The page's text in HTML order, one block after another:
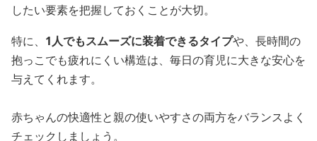
したい要素を把握しておくことが大切。
特に、 1人でもスムーズに装着できるタイプや、長時間の
抱っこでも疲れにくい構造は、毎日の育児に大きな安心を
与えてくれます。
赤ちゃんの快適性と親の使いやすさの両方をバランスよく
チェックしましょう。